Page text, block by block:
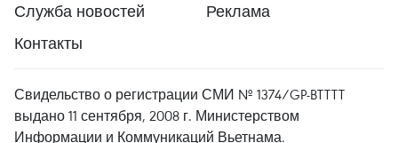
Служба новостей
Реклама
Контакты
Свидельство о регистрации СМИ № 1374/GP-BTTTT
выдано 11 сентября, 2008 г. Министерством
Информации и Коммуникаций Вьетнама.